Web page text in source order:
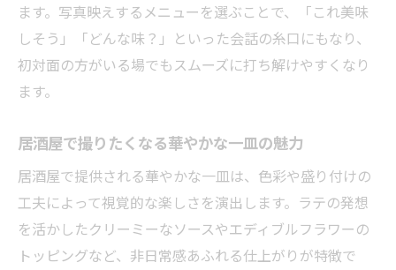
ます。写真映えするメニューを選ぶことで、「これ美味
しそう」「どんな味？」といった会話の糸口にもなり、
初対面の方がいる場でもスムーズに打ち解けやすくなり
ます。
居酒屋で撮りたくなる華やかな一皿の魅力
居酒屋で提供される華やかな一皿は、色彩や盛り付けの
工夫によって視覚的な楽しさを演出します。ラテの発想
を活かしたクリーミーなソースやエディブルフラワーの
トッピングなど、非日常感あふれる仕上がりが特徴で